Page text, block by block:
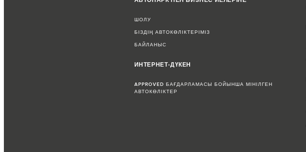
ШОЛУ
БІЗДІҢ АВТОКӨЛІКТЕРІМІЗ
БАЙЛАНЫС
ИНТЕРНЕТ-ДҮКЕН
APPROVED БАҒДАРЛАМАСЫ БОЙЫНША МІНІЛГЕН
АВТОКӨЛІКТЕР